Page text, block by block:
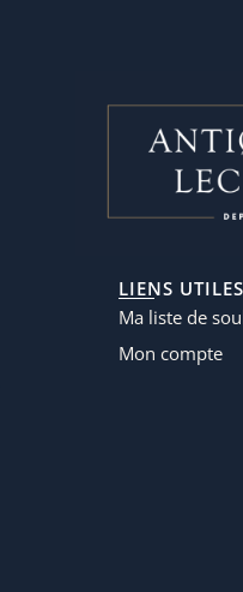
LIENS UTILES
Ma liste de
Mon compte